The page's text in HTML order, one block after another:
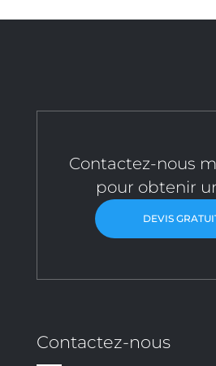
Contactez-nous
pour obtenir
DEVIS
Contactez-nous